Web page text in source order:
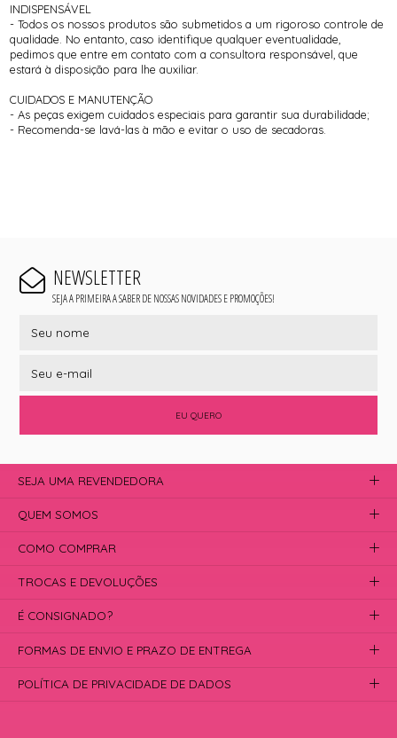
INDISPENSÁVEL
- Todos os nossos produtos são submetidos a um rigoroso controle de
qualidade. No entanto, caso identifique qualquer eventualidade,
pedimos que entre em contato com a consultora responsável, que
estará à disposição para lhe auxiliar.
CUIDADOS E MANUTENÇÃO
- As peças exigem cuidados especiais para garantir sua durabilidade;
- Recomenda-se lavá-las à mão e evitar o uso de secadoras.
NEWSLETTER
SEJA A PRIMEIRA A SABER DE NOSSAS NOVIDADES E PROMOÇÕES!
EU QUERO
SEJA UMA REVENDEDORA
QUEM SOMOS
COMO COMPRAR
TROCAS E DEVOLUÇÕES
É CONSIGNADO?
FORMAS DE ENVIO E PRAZO DE ENTREGA
POLÍTICA DE PRIVACIDADE DE DADOS